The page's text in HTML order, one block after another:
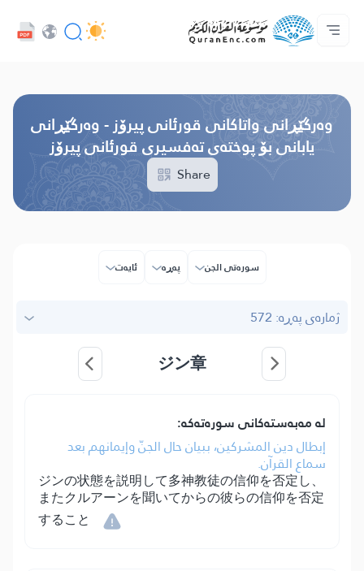
سه‌ره‌كی
پێڕستی وه‌رگێڕاوه‌كان
Audio
خزمەتگوزاریەکانی پەرەپێدەران - API
دەربارەی پرۆژە
په‌یوه‌ندیمان پێوه‌ بكه‌
زمان
وه‌رگێڕانی واتاکانی قورئانی پیرۆز - وەرگێڕانی
یابانی بۆ پوختەی تەفسیری قورئانی پیرۆز
Share
سوره‌تی الجن پەڕە ئایه‌ت
ژمارەی پەڕە: 572
ジン章
لە مەبەستەکانی سورەتەکە:
إبطال دين المشركين، ببيان حال الجنّ وإيمانهم بعد
سماع القرآن.
ジンの状態を説明して多神教徒の信仰を否定し、
またクルアーンを聞いてからの彼らの信仰を否定
すること